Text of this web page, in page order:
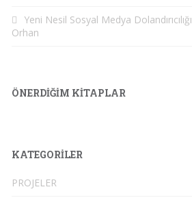
Yeni Nesil Sosyal Medya Dolandırıcılığı
Orhan
ÖNERDIĞIM KITAPLAR
KATEGORILER
PROJELER